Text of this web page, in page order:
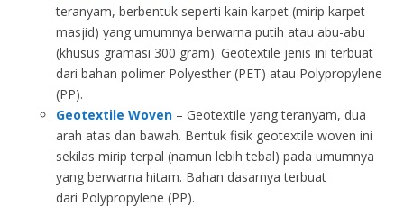
teranyam, berbentuk seperti kain karpet (mirip karpet
masjid) yang umumnya berwarna putih atau abu-abu
(khusus gramasi 300 gram). Geotextile jenis ini terbuat
dari bahan polimer Polyesther (PET) atau Polypropylene
(PP).
Geotextile Woven – Geotextile yang teranyam, dua
arah atas dan bawah. Bentuk fisik geotextile woven ini
sekilas mirip terpal (namun lebih tebal) pada umumnya
yang berwarna hitam. Bahan dasarnya terbuat
dari Polypropylene (PP).